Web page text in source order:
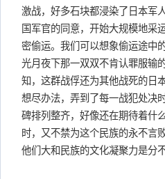
激战，好多石块都浸染了日本军
国军官的同意，开始大规模地采
密偷运。我们可以想象偷运途中
光月夜下那一双双不肯认罪服输
知，这群战俘还为其他战死的日
想尽办法，弄到了每一战犯处决
碑排列整齐，好像还在期待着什
时，又不禁为这个民族的永不言
他们大和民族的文化凝聚力是分不